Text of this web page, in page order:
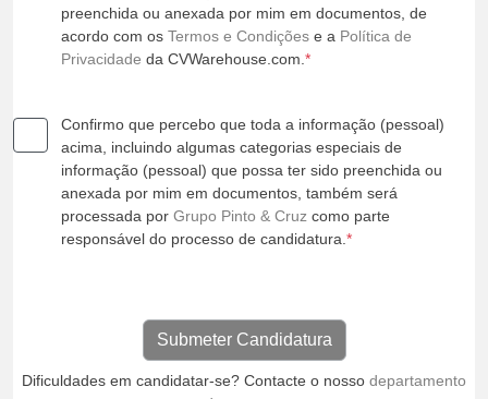
preenchida ou anexada por mim em documentos, de
acordo com os Termos e Condições e a Política de
Privacidade da CVWarehouse.com. *
Confirmo que percebo que toda a informação (pessoal)
acima, incluindo algumas categorias especiais de
informação (pessoal) que possa ter sido preenchida ou
anexada por mim em documentos, também será
processada por Grupo Pinto & Cruz como parte
responsável do processo de candidatura. *
Dificuldades em candidatar-se? Contacte o nosso departamento